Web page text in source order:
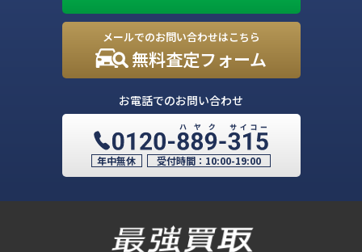
メールでのお問い合わせはこちら
無料査定フォーム
お電話でのお問い合わせ
年中無休 受付時間： 10:00-19:00